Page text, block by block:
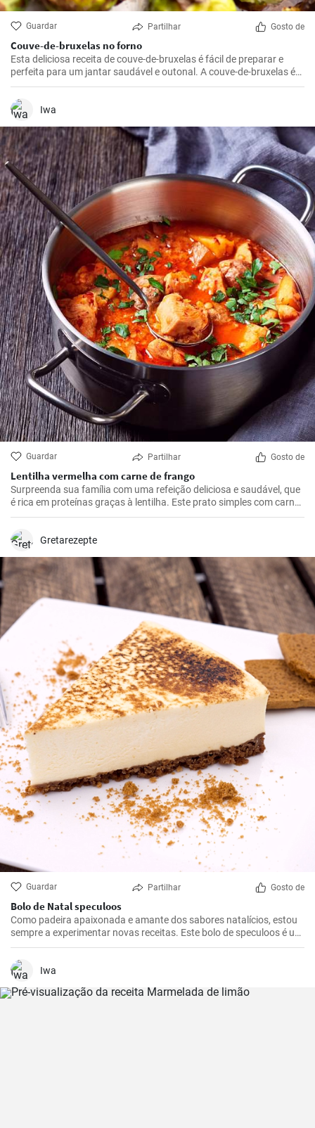
Guardar Partilhar Gosto de
Couve-de-bruxelas no forno
Esta deliciosa receita de couve-de-bruxelas é fácil de preparar e
perfeita para um jantar saudável e outonal. A couve-de-bruxelas é
temperada com azeite, sal e pimenta e assada no forno até ficar
crocante e dourada.
Iwa
Guardar Partilhar Gosto de
Lentilha vermelha com carne de frango
Surpreenda sua família com uma refeição deliciosa e saudável, que
é rica em proteínas graças à lentilha. Este prato simples com carne
de frango, batatas e tomates é a solução ideal para qualquer
Gretarezepte
Guardar Partilhar Gosto de
Bolo de Natal speculoos
Como padeira apaixonada e amante dos sabores natalícios, estou
sempre a experimentar novas receitas. Este bolo de speculoos é um
destaque absoluto. Combina o sabor clássico das bolachas
speculoos com um recheio cremoso - uma combinação perfeita
para a época de inverno. Não é apenas um favorito da minha
Natal.
Iwa